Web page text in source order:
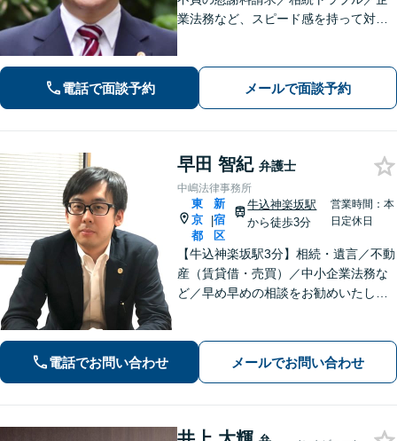
業法務など、スピード感を持って対応
たします。お気軽にご相談ください
【完全個室で対応】【新宿駅徒歩7分】
電話で面談予約 メールで面談予約
早田 智紀 弁護士
中嶋法律事務所
東
京
都
|
新
宿
区
牛込神楽坂駅
から徒歩3分
営業時間：本
日定休日
【牛込神楽坂駅3分】相続・遺言／不動
産（賃貸借・売買）／中小企業法務な
ど／早め早めの相談をお勧めいたしま
電話でお問い合わせ メールでお問い合わせ